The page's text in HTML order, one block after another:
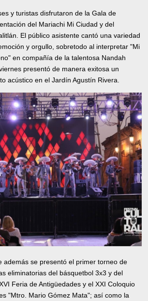
y turistas disfrutaron de la Gala de
del Mariachi Mi Ciudad y del
El público asistente cantó una variedad
y orgullo, sobretodo al interpretar "Mi
en compañía de la talentosa Nandah
presentó de manera exitosa un
acústico en el Jardín Agustín Rivera.
además se presentó el primer torneo de
eliminatorias del básquetbol 3x3 y del
Feria de Antigüedades y el XXI Coloquio
"Mtro. Mario Gómez Mata"; así como la